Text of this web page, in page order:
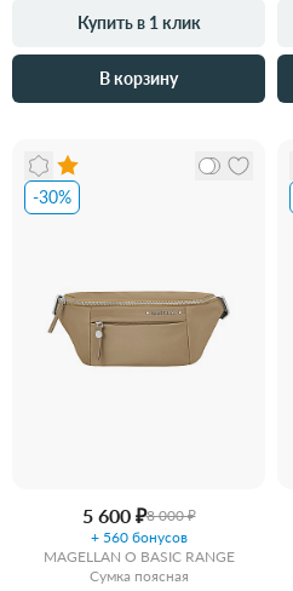
Купить в 1 клик
В корзину
-30%
5 600 ₽8 000 ₽
+ 560 бонусов
MAGELLAN O BASIC RANGE
Сумка поясная